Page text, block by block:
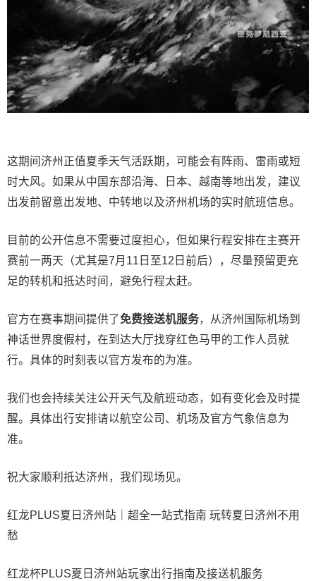
这期间济州正值夏季天气活跃期，可能会有阵雨、雷雨或短
时大风。如果从中国东部沿海、日本、越南等地出发，建议
出发前留意出发地、中转地以及济州机场的实时航班信息。
目前的公开信息不需要过度担心，但如果行程安排在主赛开
赛前一两天（尤其是7月11日至12日前后），尽量预留更充
足的转机和抵达时间，避免行程太赶。
官方在赛事期间提供了免费接送机服务，从济州国际机场到
神话世界度假村，在到达大厅找穿红色马甲的工作人员就
行。具体的时刻表以官方发布的为准。
我们也会持续关注公开天气及航班动态，如有变化会及时提
醒。具体出行安排请以航空公司、机场及官方气象信息为
准。
祝大家顺利抵达济州，我们现场见。
红龙PLUS夏日济州站｜超全一站式指南 玩转夏日济州不用
愁
红龙杯PLUS夏日济州站玩家出行指南及接送机服务